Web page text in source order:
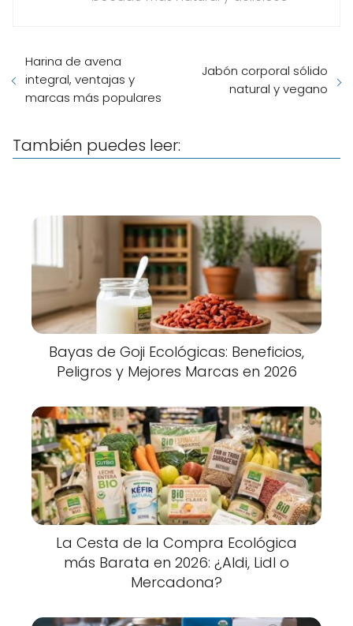
Harina de avena
integral, ventajas y
marcas más populares
Jabón corporal sólido
natural y vegano
También puedes leer:
Bayas de Goji Ecológicas: Beneficios,
Peligros y Mejores Marcas en 2026
La Cesta de la Compra Ecológica
más Barata en 2026: ¿Aldi, Lidl o
Mercadona?